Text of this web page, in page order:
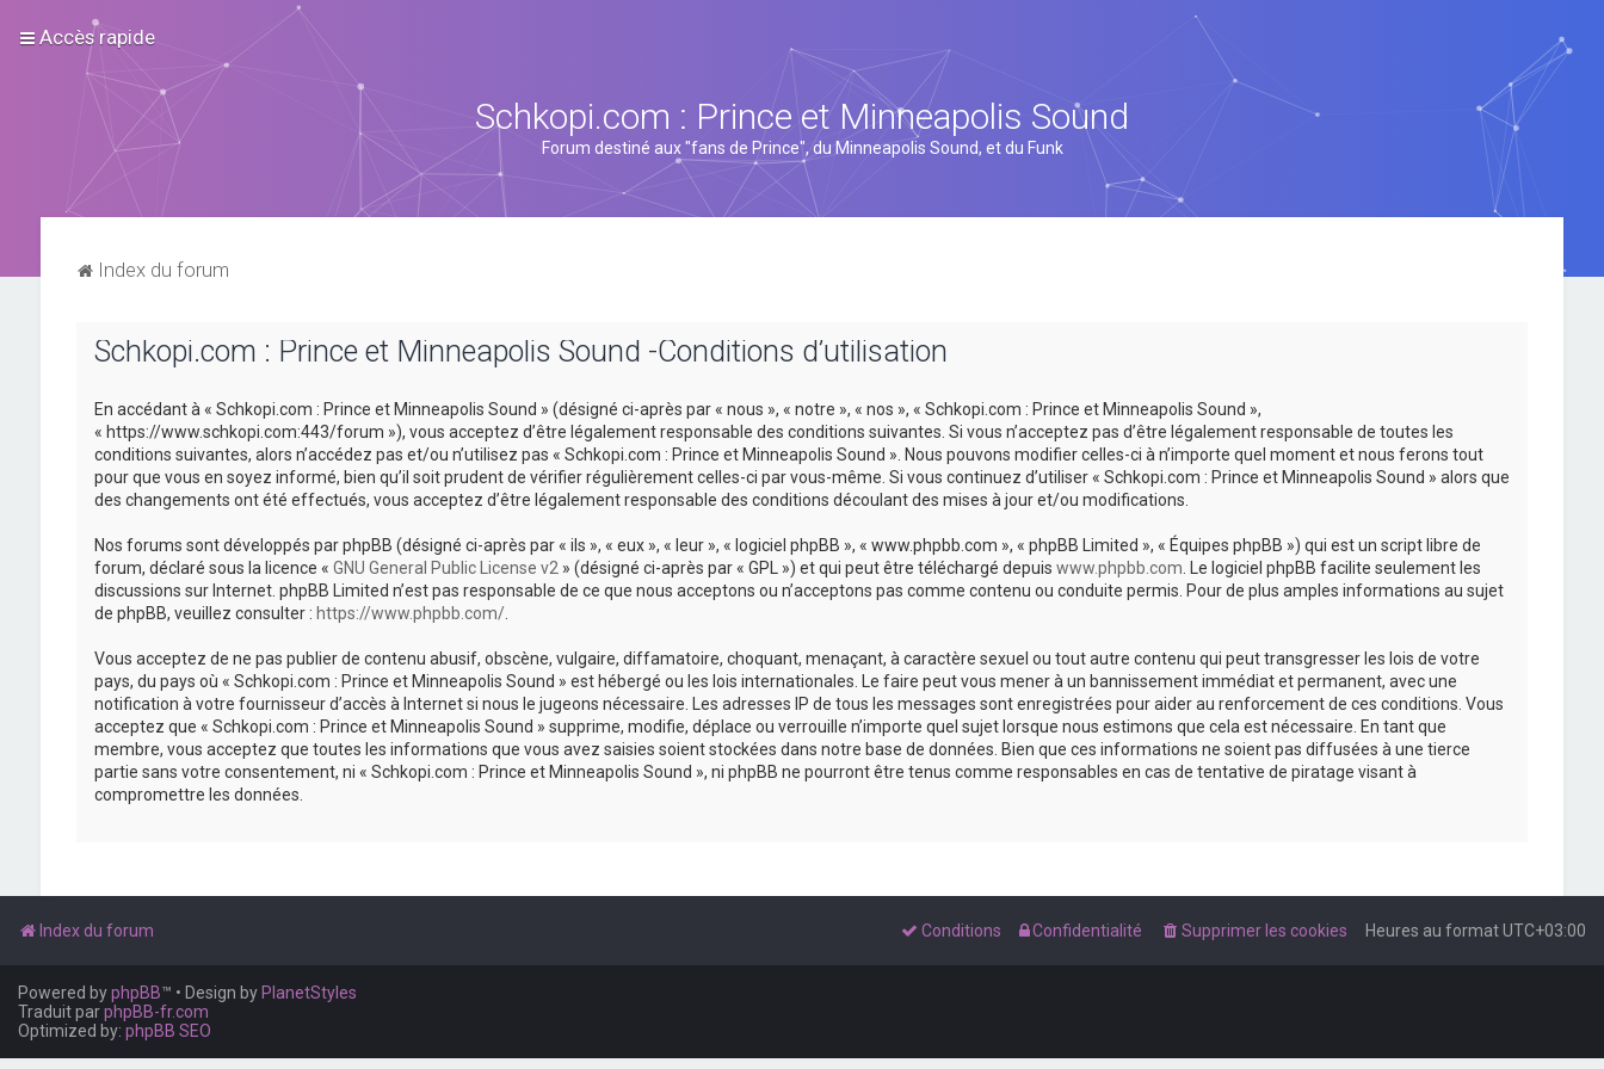
Accès rapide
Schkopi.com : Prince et Minneapolis Sound
Forum destiné aux "fans de Prince", du Minneapolis Sound, et du Funk
Index du forum
Schkopi.com : Prince et Minneapolis Sound -Conditions d’utilisation
En accédant à « Schkopi.com : Prince et Minneapolis Sound » (désigné ci-après par « nous », « notre », « nos », « Schkopi.com : Prince et Minneapolis Sound »,
« https://www.schkopi.com:443/forum »), vous acceptez d’être légalement responsable des conditions suivantes. Si vous n’acceptez pas d’être légalement responsable de toutes les
conditions suivantes, alors n’accédez pas et/ou n’utilisez pas « Schkopi.com : Prince et Minneapolis Sound ». Nous pouvons modifier celles-ci à n’importe quel moment et nous ferons tout
pour que vous en soyez informé, bien qu’il soit prudent de vérifier régulièrement celles-ci par vous-même. Si vous continuez d’utiliser « Schkopi.com : Prince et Minneapolis Sound » alors que
des changements ont été effectués, vous acceptez d’être légalement responsable des conditions découlant des mises à jour et/ou modifications.
Nos forums sont développés par phpBB (désigné ci-après par « ils », « eux », « leur », « logiciel phpBB », « www.phpbb.com », « phpBB Limited », « Équipes phpBB ») qui est un script libre de
forum, déclaré sous la licence « GNU General Public License v2 » (désigné ci-après par « GPL ») et qui peut être téléchargé depuis www.phpbb.com . Le logiciel phpBB facilite seulement les
discussions sur Internet. phpBB Limited n’est pas responsable de ce que nous acceptons ou n’acceptons pas comme contenu ou conduite permis. Pour de plus amples informations au sujet
de phpBB, veuillez consulter : https://www.phpbb.com/.
Vous acceptez de ne pas publier de contenu abusif, obscène, vulgaire, diffamatoire, choquant, menaçant, à caractère sexuel ou tout autre contenu qui peut transgresser les lois de votre
pays, du pays où « Schkopi.com : Prince et Minneapolis Sound » est hébergé ou les lois internationales. Le faire peut vous mener à un bannissement immédiat et permanent, avec une
notification à votre fournisseur d’accès à Internet si nous le jugeons nécessaire. Les adresses IP de tous les messages sont enregistrées pour aider au renforcement de ces conditions. Vous
acceptez que « Schkopi.com : Prince et Minneapolis Sound » supprime, modifie, déplace ou verrouille n’importe quel sujet lorsque nous estimons que cela est nécessaire. En tant que
membre, vous acceptez que toutes les informations que vous avez saisies soient stockées dans notre base de données. Bien que ces informations ne soient pas diffusées à une tierce
partie sans votre consentement, ni « Schkopi.com : Prince et Minneapolis Sound », ni phpBB ne pourront être tenus comme responsables en cas de tentative de piratage visant à
compromettre les données.
Index du forum Heures au formatUTC+03:00
Supprimer les cookies
Confidentialité
Conditions
Powered byphpBB™ • Design by PlanetStyles
Traduit parphpBB-fr.com
Optimized by: phpBB SEO